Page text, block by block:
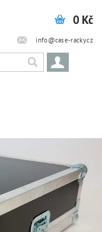
info@case-racky.cz
0 Kč